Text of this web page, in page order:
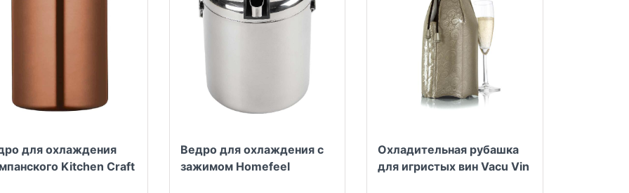
для охлаждения
Kitchen Craft
Ведро для охлаждения с
зажимом Homefeel
Охладительная рубашка
для игристых вин Vacu Vin